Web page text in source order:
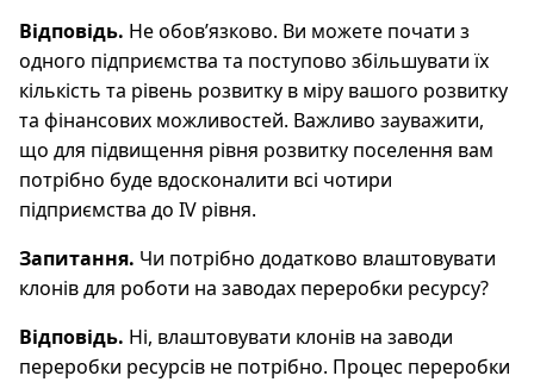
Відповідь. Не обов’язково. Ви можете почати з
одного підприємства та поступово збільшувати їх
кількість та рівень розвитку в міру вашого розвитку
та фінансових можливостей. Важливо зауважити,
що для підвищення рівня розвитку поселення вам
потрібно буде вдосконалити всі чотири
підприємства до IV рівня.
Запитання. Чи потрібно додатково влаштовувати
клонів для роботи на заводах переробки ресурсу?
Відповідь. Ні, влаштовувати клонів на заводи
переробки ресурсів не потрібно. Процес переробки